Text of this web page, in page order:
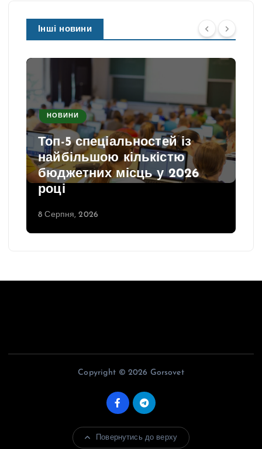
Інші новини
НОВИНИ
Топ-5 спеціальностей із
найбільшою кількістю
бюджетних місць у 2026
році
8 Серпня, 2026
Copyright © 2026 Gorsovet
Повернутись до верху